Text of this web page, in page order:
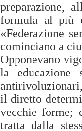
preparazione,
formula al più
«Federazione
cominciano a
Opponevano
la educazione
il diretto
vecchie forme;
tratta dalla